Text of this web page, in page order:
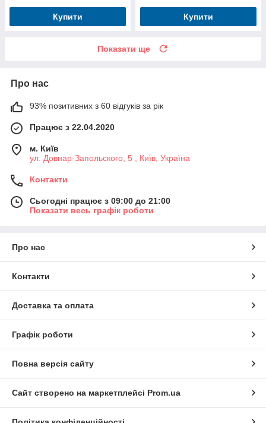
Купити Купити
Показати ще
Про нас
93% позитивних з 60 відгуків за рік
Працює з 22.04.2020
м. Київ
ул. Довнар-Запольского, 5 , Київ, Україна
Контакти
Сьогодні працює з 09:00 до 21:00
Показати весь графік роботи
Про нас
Контакти
Доставка та оплата
Графік роботи
Повна версія сайту
Сайт створено на маркетплейсі Prom.ua